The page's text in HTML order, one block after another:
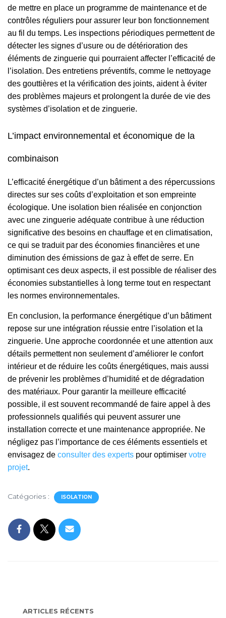
de mettre en place un programme de maintenance et de
contrôles réguliers pour assurer leur bon fonctionnement
au fil du temps. Les inspections périodiques permettent de
détecter les signes d’usure ou de détérioration des
éléments de zinguerie qui pourraient affecter l’efficacité de
l’isolation. Des entretiens préventifs, comme le nettoyage
des gouttières et la vérification des joints, aident à éviter
des problèmes majeurs et prolongent la durée de vie des
systèmes d’isolation et de zinguerie.
L’impact environnemental et économique de la
combinaison
L’efficacité énergétique d’un bâtiment a des répercussions
directes sur ses coûts d’exploitation et son empreinte
écologique. Une isolation bien réalisée en conjonction
avec une zinguerie adéquate contribue à une réduction
significative des besoins en chauffage et en climatisation,
ce qui se traduit par des économies financières et une
diminution des émissions de gaz à effet de serre. En
optimisant ces deux aspects, il est possible de réaliser des
économies substantielles à long terme tout en respectant
les normes environnementales.
En conclusion, la performance énergétique d’un bâtiment
repose sur une intégration réussie entre l’isolation et la
zinguerie. Une approche coordonnée et une attention aux
détails permettent non seulement d’améliorer le confort
intérieur et de réduire les coûts énergétiques, mais aussi
de prévenir les problèmes d’humidité et de dégradation
des matériaux. Pour garantir la meilleure efficacité
possible, il est souvent recommandé de faire appel à des
professionnels qualifiés qui peuvent assurer une
installation correcte et une maintenance appropriée. Ne
négligez pas l’importance de ces éléments essentiels et
envisagez de consulter des experts pour optimiser votre
projet.
Catégories : ISOLATION
ARTICLES RÉCENTS